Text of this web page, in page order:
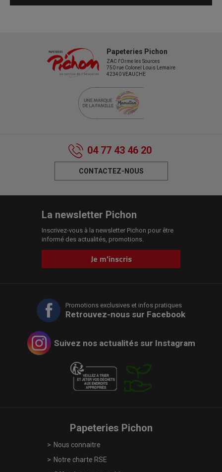
Papeteries Pichon
ZAC l'Orme les Sources
750 rue Colonel Louis Lemaire
42340 VEAUCHE
04 77 43 46 20
CONTACTEZ-NOUS
La newsletter Pichon
Inscrivez-vous à la newsletter Pichon pour être
informé des actualités, promotions.
Je m'inscris
Promotions exclusives et infos pratiques
Retrouvez-nous sur Facebook
Suivez nos actualités sur Instagram
Papeteries Pichon
Nous connaitre
Notre charte RSE